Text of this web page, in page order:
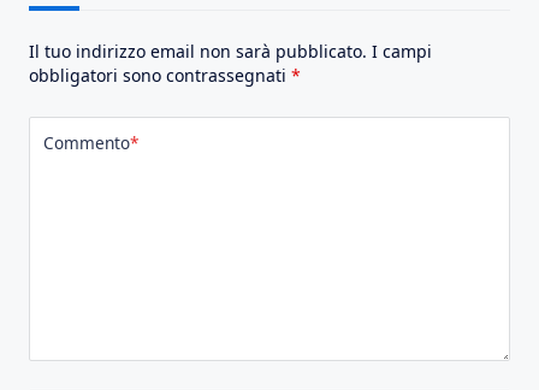
Il tuo indirizzo email non sarà pubblicato. I campi
obbligatori sono contrassegnati *
Commento*